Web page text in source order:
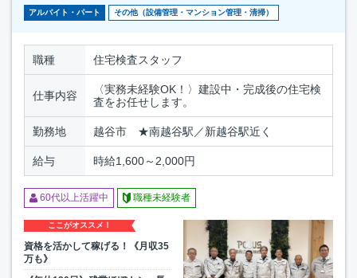
アルバイト・パート その他（設備管理・マンション管理・清掃）
職種 住宅検査スタッフ
仕事内容
〈実務未経験OK！〉建設中・完成後の住宅検
査をお任せします。
勤務地 越谷市 ★南越谷駅／新越谷駅近く
給与 時給1,600～2,000円
60代以上活躍中 職種未経験者
ここがオススメ！
資格を活かして稼げる！《月収35
万も》